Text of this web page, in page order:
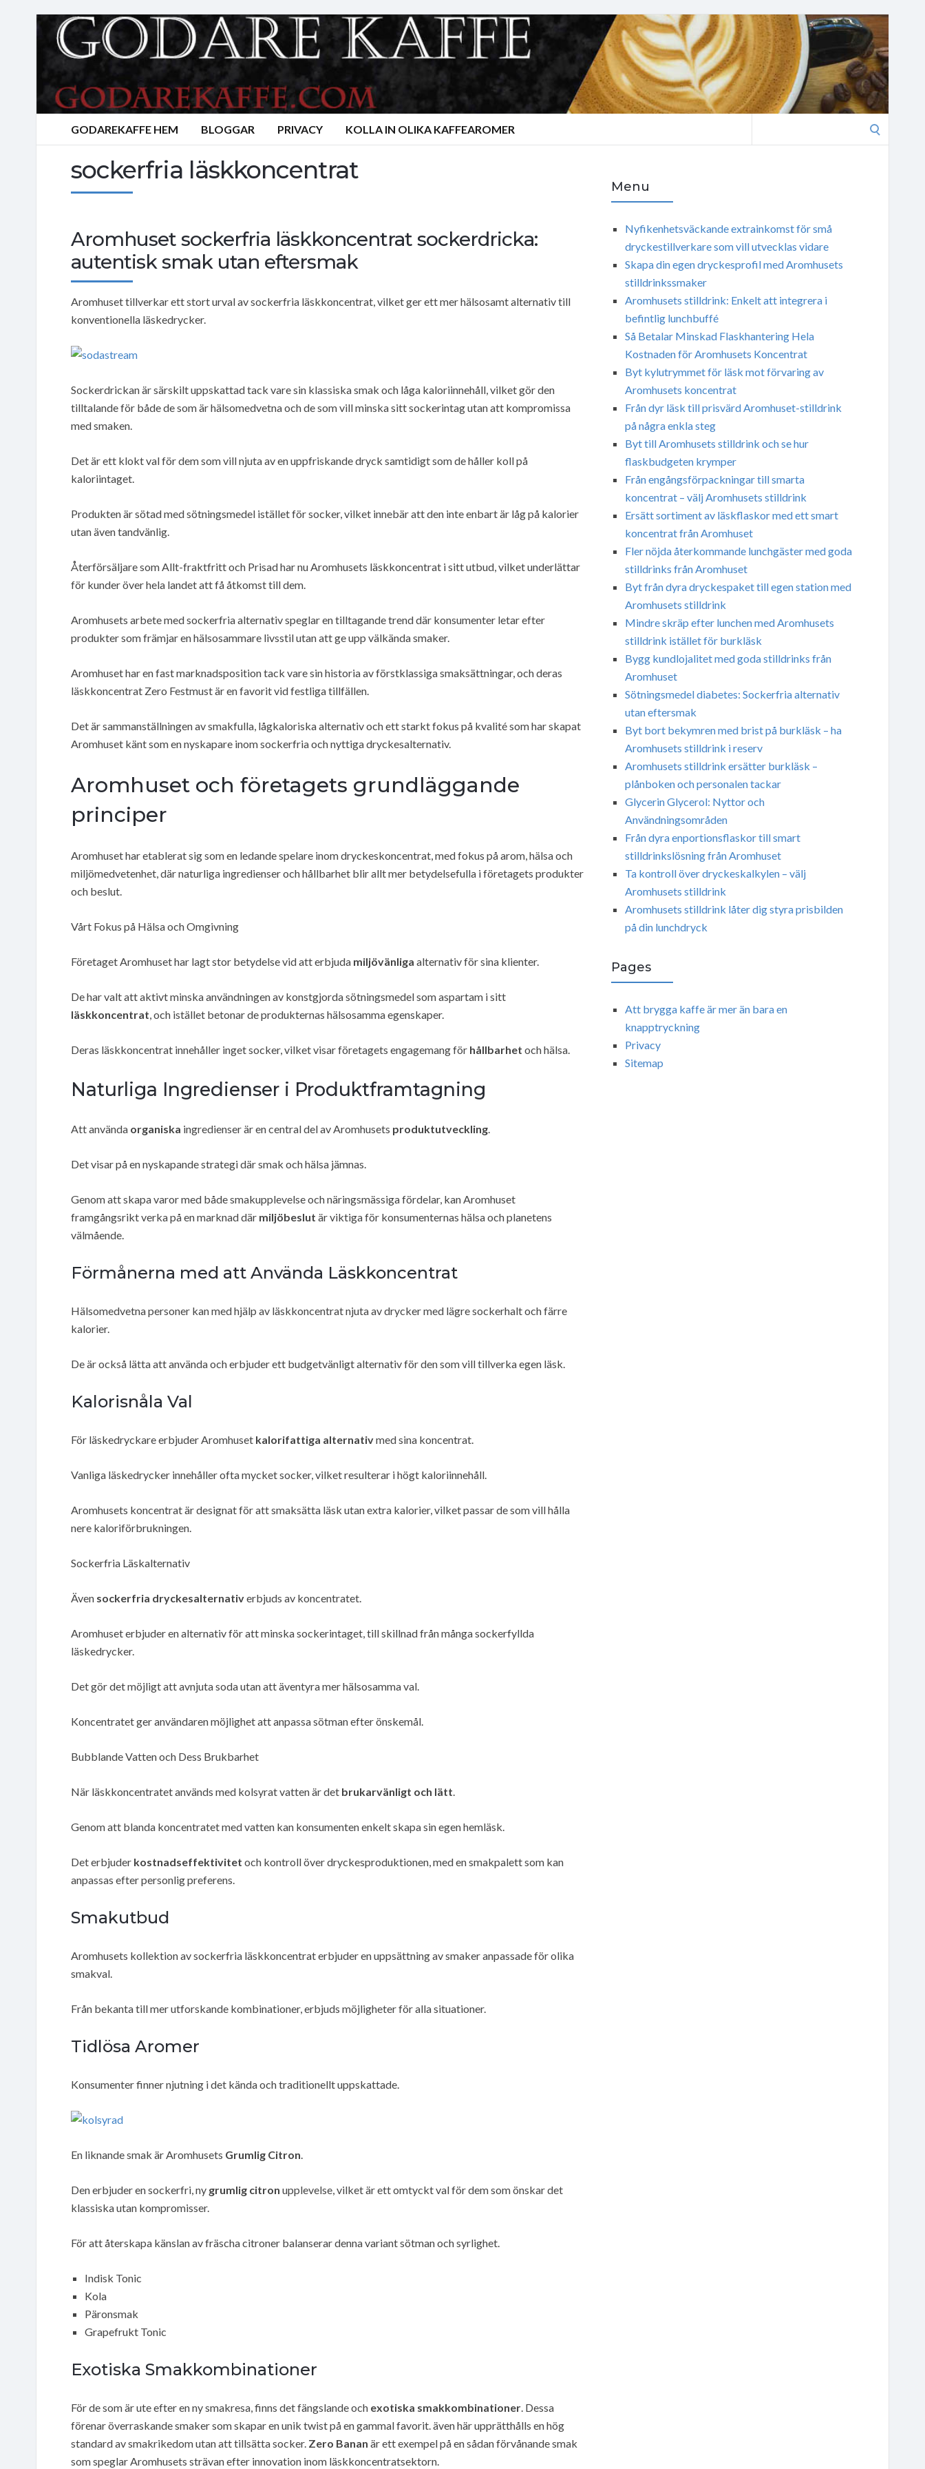
GODAREKAFFE HEM BLOGGAR PRIVACY KOLLA IN OLIKA KAFFEAROMER
sockerfria läskkoncentrat
Aromhuset sockerfria läskkoncentrat sockerdricka:
autentisk smak utan eftersmak
Aromhuset tillverkar ett stort urval av sockerfria läskkoncentrat, vilket ger ett mer hälsosamt alternativ till
konventionella läskedrycker.
Sockerdrickan är särskilt uppskattad tack vare sin klassiska smak och låga kaloriinnehåll, vilket gör den
tilltalande för både de som är hälsomedvetna och de som vill minska sitt sockerintag utan att kompromissa
med smaken.
Det är ett klokt val för dem som vill njuta av en uppfriskande dryck samtidigt som de håller koll på
kaloriintaget.
Produkten är sötad med sötningsmedel istället för socker, vilket innebär att den inte enbart är låg på kalorier
utan även tandvänlig.
Återförsäljare som Allt-fraktfritt och Prisad har nu Aromhusets läskkoncentrat i sitt utbud, vilket underlättar
för kunder över hela landet att få åtkomst till dem.
Aromhusets arbete med sockerfria alternativ speglar en tilltagande trend där konsumenter letar efter
produkter som främjar en hälsosammare livsstil utan att ge upp välkända smaker.
Aromhuset har en fast marknadsposition tack vare sin historia av förstklassiga smaksättningar, och deras
läskkoncentrat Zero Festmust är en favorit vid festliga tillfällen.
Det är sammanställningen av smakfulla, lågkaloriska alternativ och ett starkt fokus på kvalité som har skapat
Aromhuset känt som en nyskapare inom sockerfria och nyttiga dryckesalternativ.
Aromhuset och företagets grundläggande
principer
Aromhuset har etablerat sig som en ledande spelare inom dryckeskoncentrat, med fokus på arom, hälsa och
miljömedvetenhet, där naturliga ingredienser och hållbarhet blir allt mer betydelsefulla i företagets produkter
och beslut.
Vårt Fokus på Hälsa och Omgivning
Företaget Aromhuset har lagt stor betydelse vid att erbjuda miljövänliga alternativ för sina klienter.
De har valt att aktivt minska användningen av konstgjorda sötningsmedel som aspartam i sitt
läskkoncentrat, och istället betonar de produkternas hälsosamma egenskaper.
Deras läskkoncentrat innehåller inget socker, vilket visar företagets engagemang för hållbarhet och hälsa.
Naturliga Ingredienser i Produktframtagning
Att använda organiska ingredienser är en central del av Aromhusets produktutveckling.
Det visar på en nyskapande strategi där smak och hälsa jämnas.
Genom att skapa varor med både smakupplevelse och näringsmässiga fördelar, kan Aromhuset
framgångsrikt verka på en marknad där miljöbeslut är viktiga för konsumenternas hälsa och planetens
välmående.
Förmånerna med att Använda Läskkoncentrat
Hälsomedvetna personer kan med hjälp av läskkoncentrat njuta av drycker med lägre sockerhalt och färre
kalorier.
De är också lätta att använda och erbjuder ett budgetvänligt alternativ för den som vill tillverka egen läsk.
Kalorisnåla Val
För läskedryckare erbjuder Aromhuset kalorifattiga alternativmed sina koncentrat.
Vanliga läskedrycker innehåller ofta mycket socker, vilket resulterar i högt kaloriinnehåll.
Aromhusets koncentrat är designat för att smaksätta läsk utan extra kalorier, vilket passar de som vill hålla
nere kaloriförbrukningen.
Sockerfria Läskalternativ
Även sockerfria dryckesalternativerbjuds av koncentratet.
Aromhuset erbjuder en alternativ för att minska sockerintaget, till skillnad från många sockerfyllda
läskedrycker.
Det gör det möjligt att avnjuta soda utan att äventyra mer hälsosamma val.
Koncentratet ger användaren möjlighet att anpassa sötman efter önskemål.
Bubblande Vatten och Dess Brukbarhet
När läskkoncentratet används med kolsyrat vatten är det brukarvänligt och lätt.
Genom att blanda koncentratet med vatten kan konsumenten enkelt skapa sin egen hemläsk.
Det erbjuder kostnadseffektivitet och kontroll över dryckesproduktionen, med en smakpalett som kan
anpassas efter personlig preferens.
Smakutbud
Aromhusets kollektion av sockerfria läskkoncentrat erbjuder en uppsättning av smaker anpassade för olika
smakval.
Från bekanta till mer utforskande kombinationer, erbjuds möjligheter för alla situationer.
Tidlösa Aromer
Konsumenter finner njutning i det kända och traditionellt uppskattade.
En liknande smak är Aromhusets Grumlig Citron.
Den erbjuder en sockerfri, ny grumlig citron upplevelse, vilket är ett omtyckt val för dem som önskar det
klassiska utan kompromisser.
För att återskapa känslan av fräscha citroner balanserar denna variant sötman och syrlighet.
Indisk Tonic
Kola
Päronsmak
Grapefrukt Tonic
Exotiska Smakkombinationer
För de som är ute efter en ny smakresa, finns det fängslande och exotiska smakkombinationer. Dessa
förenar överraskande smaker som skapar en unik twist på en gammal favorit. även här upprätthålls en hög
standard av smakrikedom utan att tillsätta socker. Zero Banan är ett exempel på en sådan förvånande smak
som speglar Aromhusets strävan efter innovation inom läskkoncentratsektorn.
Menu
Nyfikenhetsväckande extrainkomst för små
dryckestillverkare som vill utvecklas vidare
Skapa din egen dryckesprofil med Aromhusets
stilldrinkssmaker
Aromhusets stilldrink: Enkelt att integrera i
befintlig lunchbuffé
Så Betalar Minskad Flaskhantering Hela
Kostnaden för Aromhusets Koncentrat
Byt kylutrymmet för läsk mot förvaring av
Aromhusets koncentrat
Från dyr läsk till prisvärd Aromhuset-stilldrink
på några enkla steg
Byt till Aromhusets stilldrink och se hur
flaskbudgeten krymper
Från engångsförpackningar till smarta
koncentrat – välj Aromhusets stilldrink
Ersätt sortiment av läskflaskor med ett smart
koncentrat från Aromhuset
Fler nöjda återkommande lunchgäster med goda
stilldrinks från Aromhuset
Byt från dyra dryckespaket till egen station med
Aromhusets stilldrink
Mindre skräp efter lunchen med Aromhusets
stilldrink istället för burkläsk
Bygg kundlojalitet med goda stilldrinks från
Aromhuset
Sötningsmedel diabetes: Sockerfria alternativ
utan eftersmak
Byt bort bekymren med brist på burkläsk – ha
Aromhusets stilldrink i reserv
Aromhusets stilldrink ersätter burkläsk –
plånboken och personalen tackar
Glycerin Glycerol: Nyttor och
Användningsområden
Från dyra enportionsflaskor till smart
stilldrinkslösning från Aromhuset
Ta kontroll över dryckeskalkylen – välj
Aromhusets stilldrink
Aromhusets stilldrink låter dig styra prisbilden
på din lunchdryck
Pages
Att brygga kaffe är mer än bara en
knapptryckning
Privacy
Sitemap